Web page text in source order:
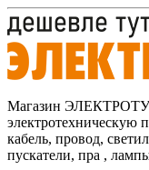
Магазин
электротехническую
кабель, провод,
пускатели, пра ,